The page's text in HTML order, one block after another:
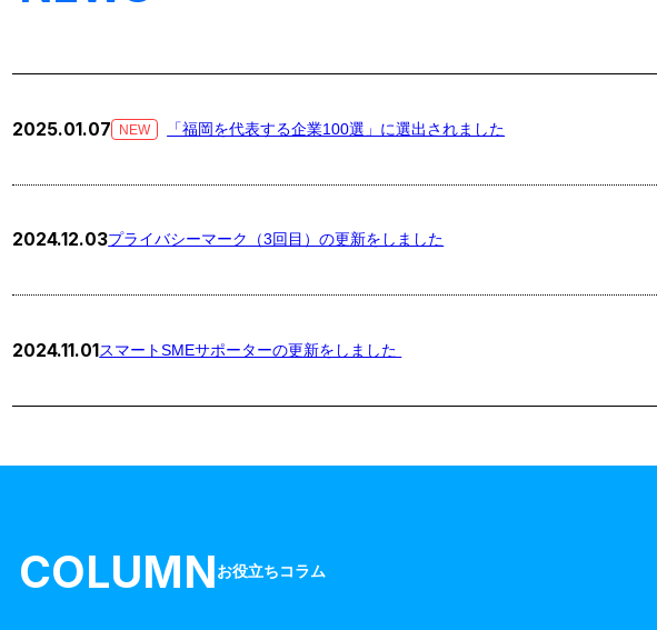
2025.01.07 NEW 「福岡を代表する企業100選」に選出されました
2024.12.03プライバシーマーク（3回目）の更新をしました
2024.11.01スマートSMEサポーターの更新をしました
COLUMNお役立ちコラム